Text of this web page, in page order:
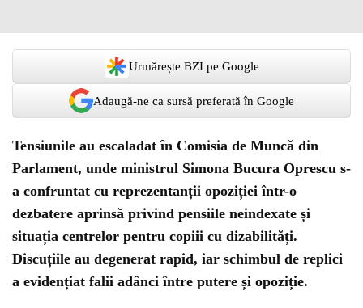
Urmărește BZI pe Google
Adaugă-ne ca sursă preferată în Google
Tensiunile au escaladat în Comisia de Muncă din
Parlament, unde ministrul Simona Bucura Oprescu s-
a confruntat cu reprezentanții opoziției într-o
dezbatere aprinsă privind pensiile neindexate și
situația centrelor pentru copiii cu dizabilități.
Discuțiile au degenerat rapid, iar schimbul de replici
a evidențiat falii adânci între putere și opoziție.